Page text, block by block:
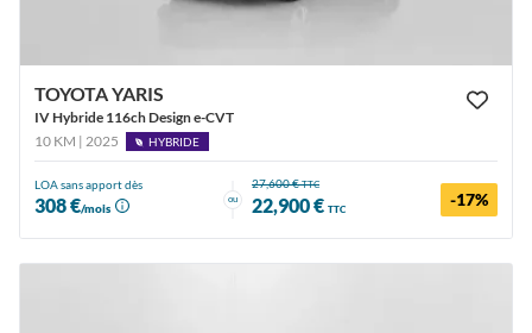
TOYOTA YARIS
IV Hybride 116ch Design e-CVT
10 KM | 2025
HYBRIDE
LOA sans apport dès
308 €/mois
ou
27,600 €TTC
22,900 € TTC -17%